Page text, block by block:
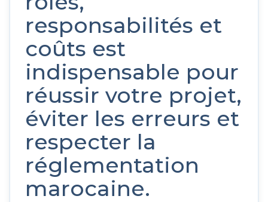
responsabilités et
coûts est
indispensable pour
réussir votre projet,
éviter les erreurs et
respecter la
réglementation
marocaine.